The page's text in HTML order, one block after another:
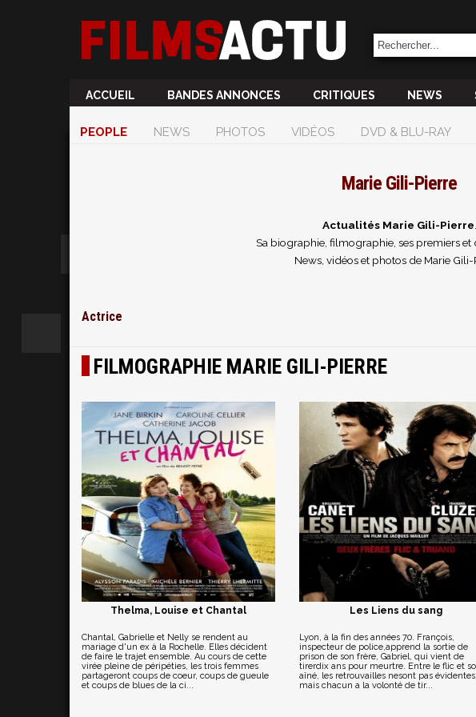
ACCUEIL BANDES ANNONCES CRITIQUES NEWS
PEOPLE NEWS PHOTOS VIDÉOS DVD & BLU-RAY
Marie Gili-Pierre
Actualités Marie Gili-Pierre
Sa biographie, filmographie, ses premiers et
News, vidéos et photos de Marie Gili-
Actrice
FILMOGRAPHIE MARIE GILI-PIERRE
Thelma, Louise et Chantal
Chantal, Gabrielle et Nelly se rendent au
mariage d'un ex à la Rochelle. Elles décident
de faire le trajet ensemble. Au cours de cette
virée pleine de péripéties, les trois femmes
partageront coups de coeur, coups de gueule
et coups de blues de la ci...
Les Liens du sang
Lyon, à la fin des années 70. François,
inspecteur de police,apprend la sortie de
prison de son frère, Gabriel, qui vient de
tirerdix ans pour meurtre. Entre le flic et
aîné, les retrouvailles nesont pas évidentes,
mais chacun a la volonté de tir...